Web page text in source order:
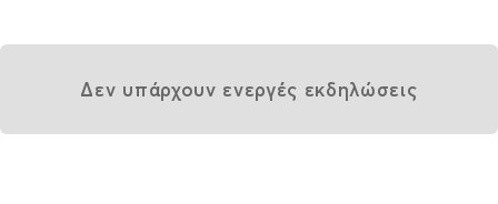
Δεν υπάρχουν ενεργές εκδηλώσεις